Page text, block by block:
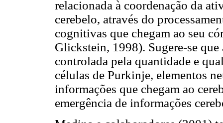
relacionada à coordenação da
cerebelo, através do
cognitivas que chegam ao seu
Glickstein, 1998). Sugere-se
controlada pela quantidade e
células de Purkinje, elementos
informações que chegam ao
emergência de informações